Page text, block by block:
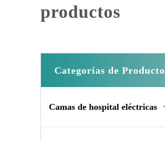
productos
Categorías de Producto
Camas de hospital eléctricas